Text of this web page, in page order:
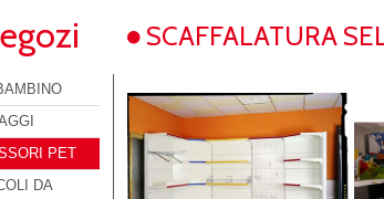
PET
DA
SCAFFALATURA